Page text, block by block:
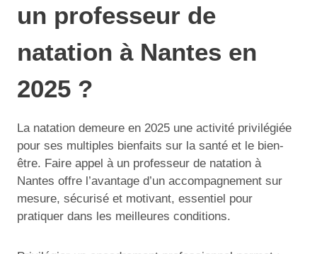
un professeur de
natation à Nantes en
2025 ?
La natation demeure en 2025 une activité privilégiée
pour ses multiples bienfaits sur la santé et le bien-
être. Faire appel à un professeur de natation à
Nantes offre l’avantage d’un accompagnement sur
mesure, sécurisé et motivant, essentiel pour
pratiquer dans les meilleures conditions.